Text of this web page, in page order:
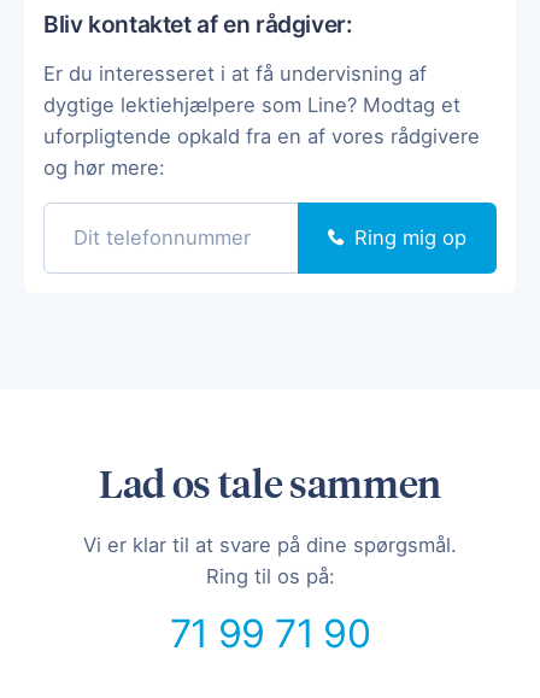
Bliv kontaktet af en rådgiver:
Er du interesseret i at få undervisning af
dygtige lektiehjælpere som Line? Modtag et
uforpligtende opkald fra en af vores rådgivere
og hør mere:
Ring mig op
Lad os tale sammen
Vi er klar til at svare på dine spørgsmål.
Ring til os på:
71 99 71 90